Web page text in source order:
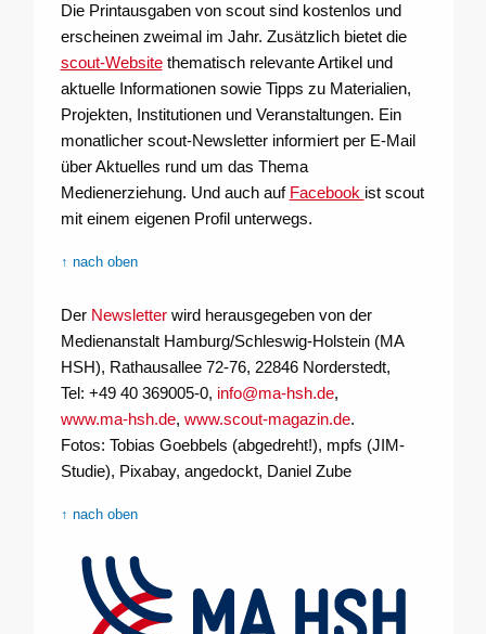
Die Printausgaben von scout sind kostenlos und
erscheinen zweimal im Jahr. Zusätzlich bietet die
scout-Websitethematisch relevante Artikel und
aktuelle Informationen sowie Tipps zu Materialien,
Projekten, Institutionen und Veranstaltungen. Ein
monatlicher scout-Newsletter informiert per E-Mail
über Aktuelles rund um das Thema
Medienerziehung. Und auch auf Facebook ist scout
mit einem eigenen Profil unterwegs.
↑ nach oben
Der Newsletterwird herausgegeben von der
Medienanstalt Hamburg/Schleswig-Holstein (MA
HSH), Rathausallee 72-76, 22846 Norderstedt,
Tel: +49 40 369005-0, info@ma-hsh.de,
www.ma-hsh.de, www.scout-magazin.de.
Fotos: Tobias Goebbels (abgedreht!), mpfs (JIM-
Studie), Pixabay, angedockt, Daniel Zube
↑ nach oben